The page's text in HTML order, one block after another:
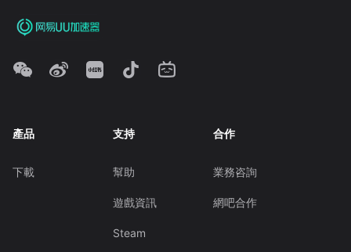
產品
下載
支持
幫助
遊戲資訊
Steam
合作
業務咨詢
網吧合作